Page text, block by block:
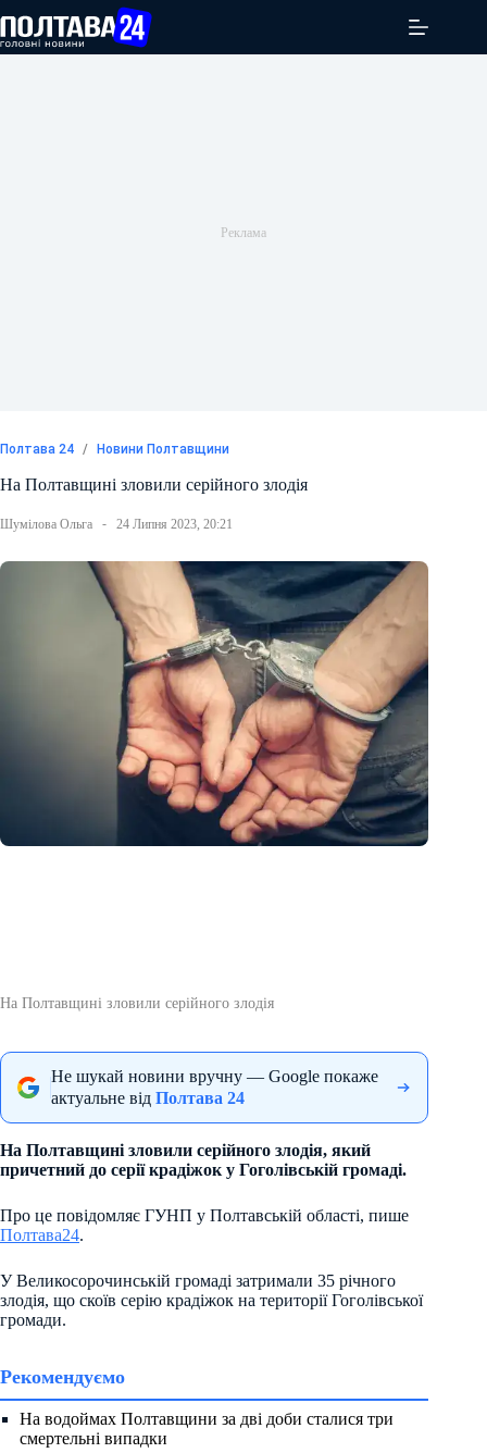
вмісту
Полтава 24 / Новини Полтавщини
На Полтавщині зловили серійного злодія
Шумілова Ольга 24 Липня 2023, 20:21
На Полтавщині зловили серійного злодія
Не шукай новини вручну — Google покаже
актуальне від Полтава 24
На Полтавщині зловили серійного злодія, який
причетний до серії крадіжок у Гоголівській громаді.
Про це повідомляє ГУНП у Полтавській області, пише
Полтава24.
У Великосорочинській громаді затримали 35 річного
злодія, що скоїв серію крадіжок на території Гоголівської
громади.
Рекомендуємо
На водоймах Полтавщини за дві доби сталися три
смертельні випадки